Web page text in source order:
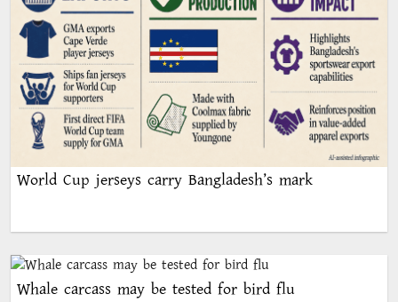
World Cup jerseys carry Bangladesh’s mark
Whale carcass may be tested for bird flu